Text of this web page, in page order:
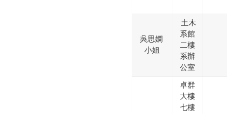
吳思嫻
小姐
土木
系館
二樓
系辦
公室
卓群
大樓
七樓